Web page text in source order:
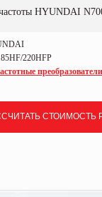
HYUNDAI
220HFP
преобразователи
СТОИМОСТЬ